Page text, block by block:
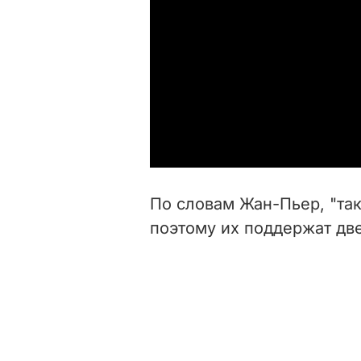
По словам Жан-Пьер,
поэтому их поддержат